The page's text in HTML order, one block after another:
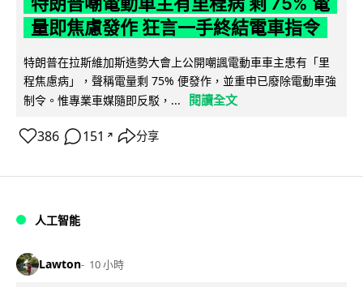
量即焦慮發作 狂言一手終結電車指令
特朗普在拉斯維加斯造勢大會上公開嘲諷電動車車主患有「里
程焦慮病」，聲稱電量剩 75% 便發作，並重申已廢除電動車強
制令。惟專業車媒隨即反駁，...
閱讀全文
386 151 ↗ 分享
人工智能
Lawton 10 小時